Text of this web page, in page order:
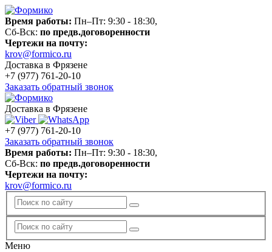
Время работы: Пн–Пт: 9:30 - 18:30,
Сб-Вск: по предв.договоренности
Чертежи на почту:
krov@formico.ru
Доставка в Фрязене
+7 (977) 761-20-10
Заказать обратный звонок
Доставка в Фрязене
+7 (977) 761-20-10
Заказать обратный звонок
Время работы: Пн–Пт: 9:30 - 18:30,
Сб-Вск: по предв.договоренности
Чертежи на почту:
krov@formico.ru
Меню